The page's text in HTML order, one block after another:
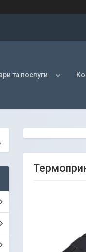
та послуги